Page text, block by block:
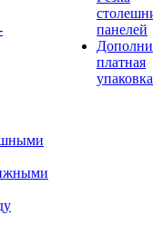
панелей
платная
упаковка